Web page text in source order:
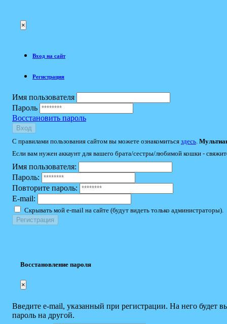
×
Вход на сайт
Регистрация
Имя пользователя
Пароль
Восстановить пароль
Вход
С правилами пользования сайтом вы можете ознакомиться здесь
Если вам нужен аккаунт для вашего брата/сестры/любимой кошки -
Имя пользователя:
Пароль:
Повторите пароль:
E-mail:
Скрывать мой e-mail на сайте (будут видеть только администраторы).
Восстановление пароля
×
Введите e-mail, указанный при регистрации. На него будет
пароль на другой.